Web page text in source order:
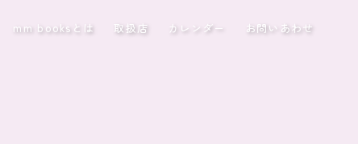
mm booksとは 取扱店 カレンダー お問いあわせ